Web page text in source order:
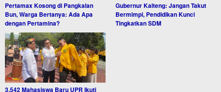
Pertamax Kosong di Pangkalan
Bun, Warga Bertanya: Ada Apa
dengan Pertamina?
Gubernur Kalteng: Jangan Takut
Bermimpi, Pendidikan Kunci
Tingkatkan SDM
3.542 Mahasiswa Baru UPR Ikuti